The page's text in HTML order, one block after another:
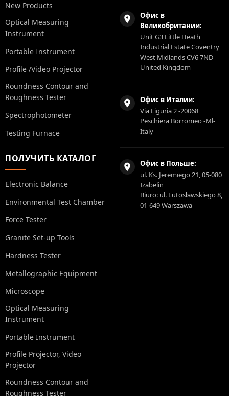
New Products
Optical Measuring
Instrument
Portable Instrument
Profile /Video Projector
Roundness Contour and
Roughness Tester
Spectrophotometer
Testing Furnace
ПОЛУЧИТЬ КАТАЛОГ
Electronic Balance
Environmental Test Chamber
Force Tester
Granite Set-up Tools
Hardness Tester
Metallographic Equipment
Microscope
Optical Measuring
Instrument
Portable Instrument
Profile Projector, Video
Projector
Roundness Contour and
Roughness Tester
Офис в
Великобритании:
Unit G3 Little Heath
Industrial Estate Coventry
West Midlands CV6 7ND
United Kingdom
Офис в Италии:
Via Liguria 2 -20068
Peschiera Borromeo -Ml-
Italy
Офис в Польше:
ul. Ks. Jeremiego 21, 05-080
Izabelin
Biuro: ul. Lutosławskiego 8,
01-649 Warszawa